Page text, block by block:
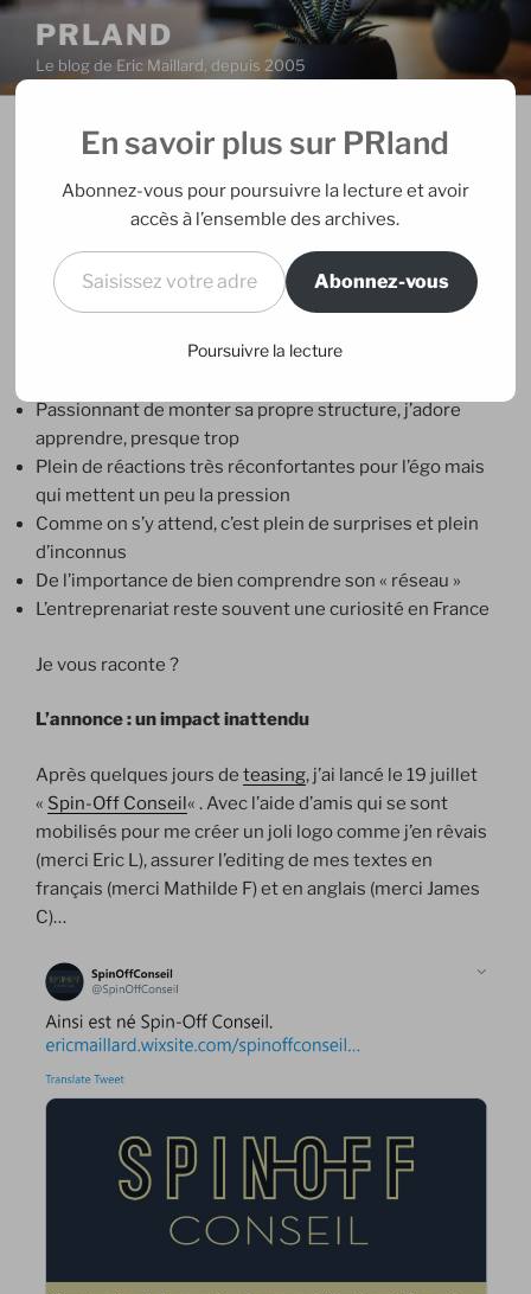
Aller
contenu
principal
PRLAND
Le blog de Eric Maillard, depuis 2005
PUBLIÉ
16/10/2019PARERIC
Entreprenariat, 3 mois plus tard
comment ?
Passionnant de monter sa propre structure, j’adore
apprendre, presque trop
Plein de réactions très réconfortantes pour l’égo mais
qui mettent un peu la pression
Comme on s’y attend, c’est plein de surprises et plein
d’inconnus
De l’importance de bien comprendre son « réseau »
L’entreprenariat reste souvent une curiosité en France
Je vous raconte ?
L’annonce : un impact inattendu
Après quelques jours de teasing, j’ai lancé le 19 juillet
« Spin-Off Conseil« . Avec l’aide d’amis qui se sont
mobilisés pour me créer un joli logo comme j’en rêvais
(merci Eric L), assurer l’editing de mes textes en
français (merci Mathilde F) et en anglais (merci James
C)…
En savoir plus sur PRland
Abonnez-vous pour poursuivre la lecture et avoir
accès à l’ensemble des archives.
Saisissez votre adresse e-mail…
Abonnez-vous
Poursuivre la lecture